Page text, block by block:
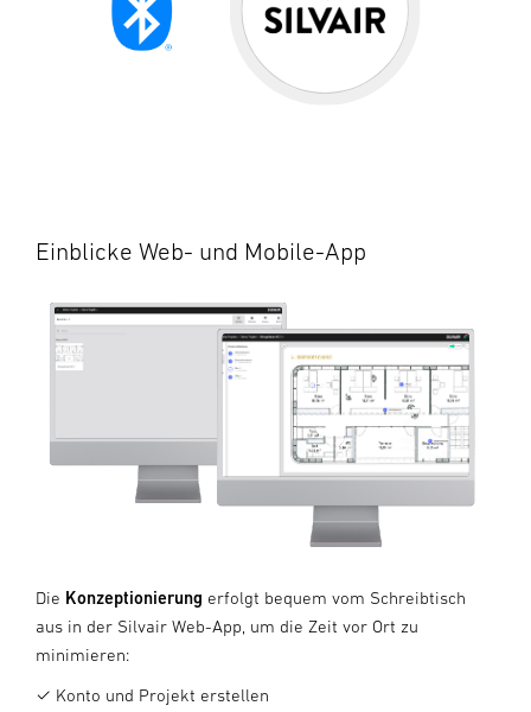
Einblicke Web- und Mobile-App
Die Konzeptionierung erfolgt bequem vom Schreibtisch
aus in der Silvair Web-App, um die Zeit vor Ort zu
minimieren:
✓ Konto und Projekt erstellen